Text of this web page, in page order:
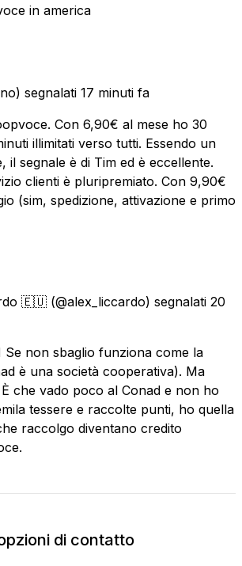
in america
segnalati 17 minuti fa
Con 6,90€ al mese ho 30
illimitati verso tutti. Essendo un
il segnale è di Tim ed è eccellente.
clienti è pluripremiato. Con 9,90€
(sim, spedizione, attivazione e primo
🇪🇺 (@alex_liccardo) segnalati 20
Se non sbaglio funziona come la
è una società cooperativa). Ma
che vado poco al Conad e non ho
tessere e raccolte punti, ho quella
raccolgo diventano credito
di contatto